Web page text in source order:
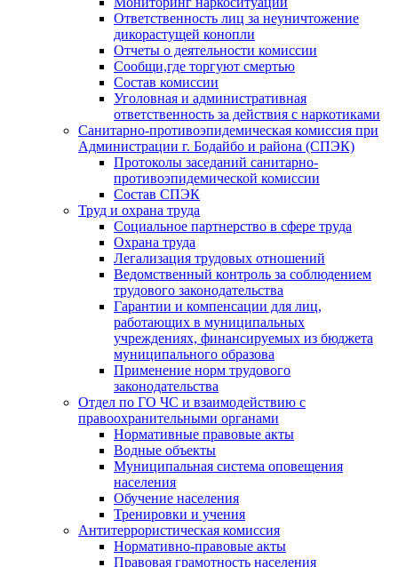
Ответственность лиц за неуничтожение
дикорастущей конопли
Отчеты о деятельности комиссии
Сообщи,где торгуют смертью
Состав комиссии
Уголовная и административная
ответственность за действия с наркотиками
Санитарно-противоэпидемическая комиссия при
Администрации г. Бодайбо и района (СПЭК)
Протоколы заседаний санитарно-
противоэпидемической комиссии
Состав СПЭК
Труд и охрана труда
Социальное партнерство в сфере труда
Охрана труда
Легализация трудовых отношений
Ведомственный контроль за соблюдением
трудового законодательства
Гарантии и компенсации для лиц,
работающих в муниципальных
учреждениях, финансируемых из бюджета
муниципального образова
Применение норм трудового
законодательства
Отдел по ГО ЧС и взаимодействию с
правоохранительными органами
Нормативные правовые акты
Водные объекты
Муниципальная система оповещения
населения
Обучение населения
Тренировки и учения
Антитеррористическая комиссия
Нормативно-правовые акты
Правовая грамотность населения